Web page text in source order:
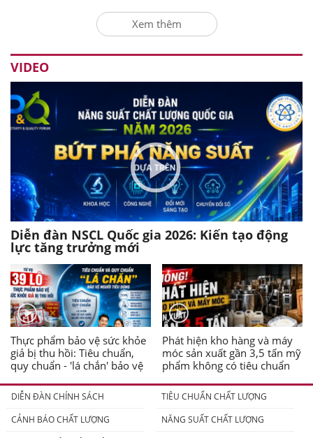
Xem thêm
VIDEO
Diễn đàn NSCL Quốc gia 2026: Kiến tạo động
lực tăng trưởng mới
Thực phẩm bảo vệ sức khỏe
giả bị thu hồi: Tiêu chuẩn,
quy chuẩn - 'lá chắn' bảo vệ
Phát hiện kho hàng và máy
móc sản xuất gần 3,5 tấn mỹ
phẩm không có tiêu chuẩn
DIỄN ĐÀN CHÍNH SÁCH
TIÊU CHUẨN CHẤT LƯỢNG
CẢNH BÁO CHẤT LƯỢNG
NĂNG SUẤT CHẤT LƯỢNG